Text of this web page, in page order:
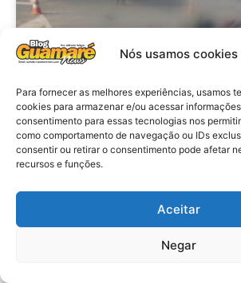
Nós usamos cookies
Para fornecer as melhores experiências, usamos
cookies para armazenar e/ou acessar
consentimento para essas tecnologias nos
como comportamento de navegação ou IDs
consentir ou retirar o consentimento pode afetar
recursos e funções.
Aceitar
Negar
Acidente: A caminho do
professora se envolve em
acidente e vai a obito na
no Alto do Rodrigues, RN